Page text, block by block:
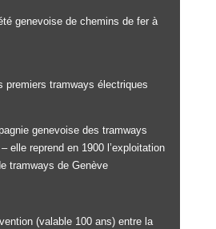
genevoise de chemins de fer à
premiers tramways électriques
genevoise des tramways
elle reprend en 1900 l’exploitation
tramways de Genève
(valable 100 ans) entre la